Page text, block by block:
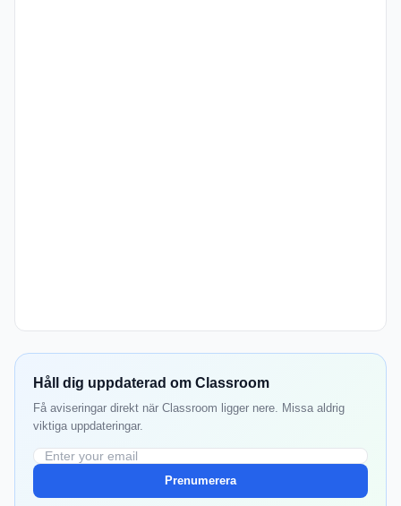
Håll dig uppdaterad om Classroom
Få aviseringar direkt när Classroom ligger nere. Missa aldrig
viktiga uppdateringar.
Prenumerera